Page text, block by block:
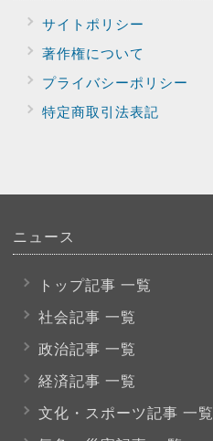
サイトポリシー
著作権について
プライバシーポリシー
特定商取引法表記
ニュース
トップ記事 一覧
社会記事 一覧
政治記事 一覧
経済記事 一覧
文化・スポーツ記事 一覧